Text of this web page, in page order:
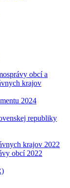
obcí a
krajov
2024
republiky
krajov 2022
obcí 2022